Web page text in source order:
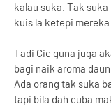
kalau suka. Tak
kuis la ketepi
Tadi Cie guna juga
bagi naik aroma
Ada orang tak suka
tapi bila dah cuba